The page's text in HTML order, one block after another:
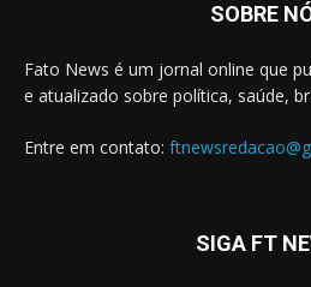
SOBRE
Fato News é um jornal online que
e atualizado sobre política, saúde,
Entre em contato:
SIGA FT